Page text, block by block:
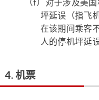
（f） 对于涉及美
坪延误（指飞
在该期间乘客
人的停机坪延
4. 机票